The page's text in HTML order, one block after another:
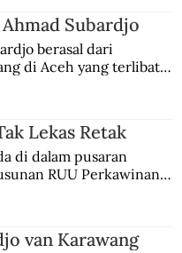
Subardjo
berasal dari
di Aceh yang terlibat
Lekas Retak
di dalam pusaran
RUU Perkawinan.
van Karawang